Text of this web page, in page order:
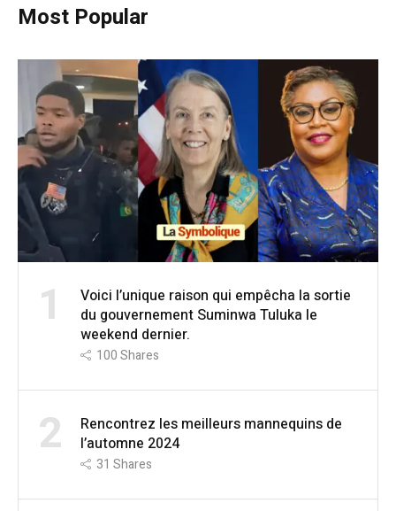
Most Popular
1
Voici l’unique raison qui empêcha la sortie
du gouvernement Suminwa Tuluka le
weekend dernier.
100Shares
2
Rencontrez les meilleurs mannequins de
l’automne 2024
31 Shares